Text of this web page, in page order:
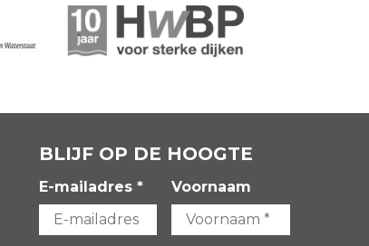
BLIJF OP DE HOOGTE
E-mailadres * Voornaam